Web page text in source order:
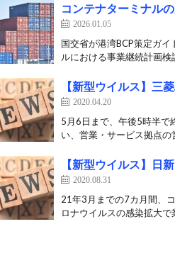
コンテナターミナル
2026.01.05
国交省が港湾BCP策定ガ
ルにおける事業継続計画
【新型ウイルス】三
2020.04.20
5月6日まで、午後5時半で
い、営業・サービス拠点
【新型ウイルス】日
2020.08.31
21年3月までの7カ月間、
ロナウイルスの感染拡大